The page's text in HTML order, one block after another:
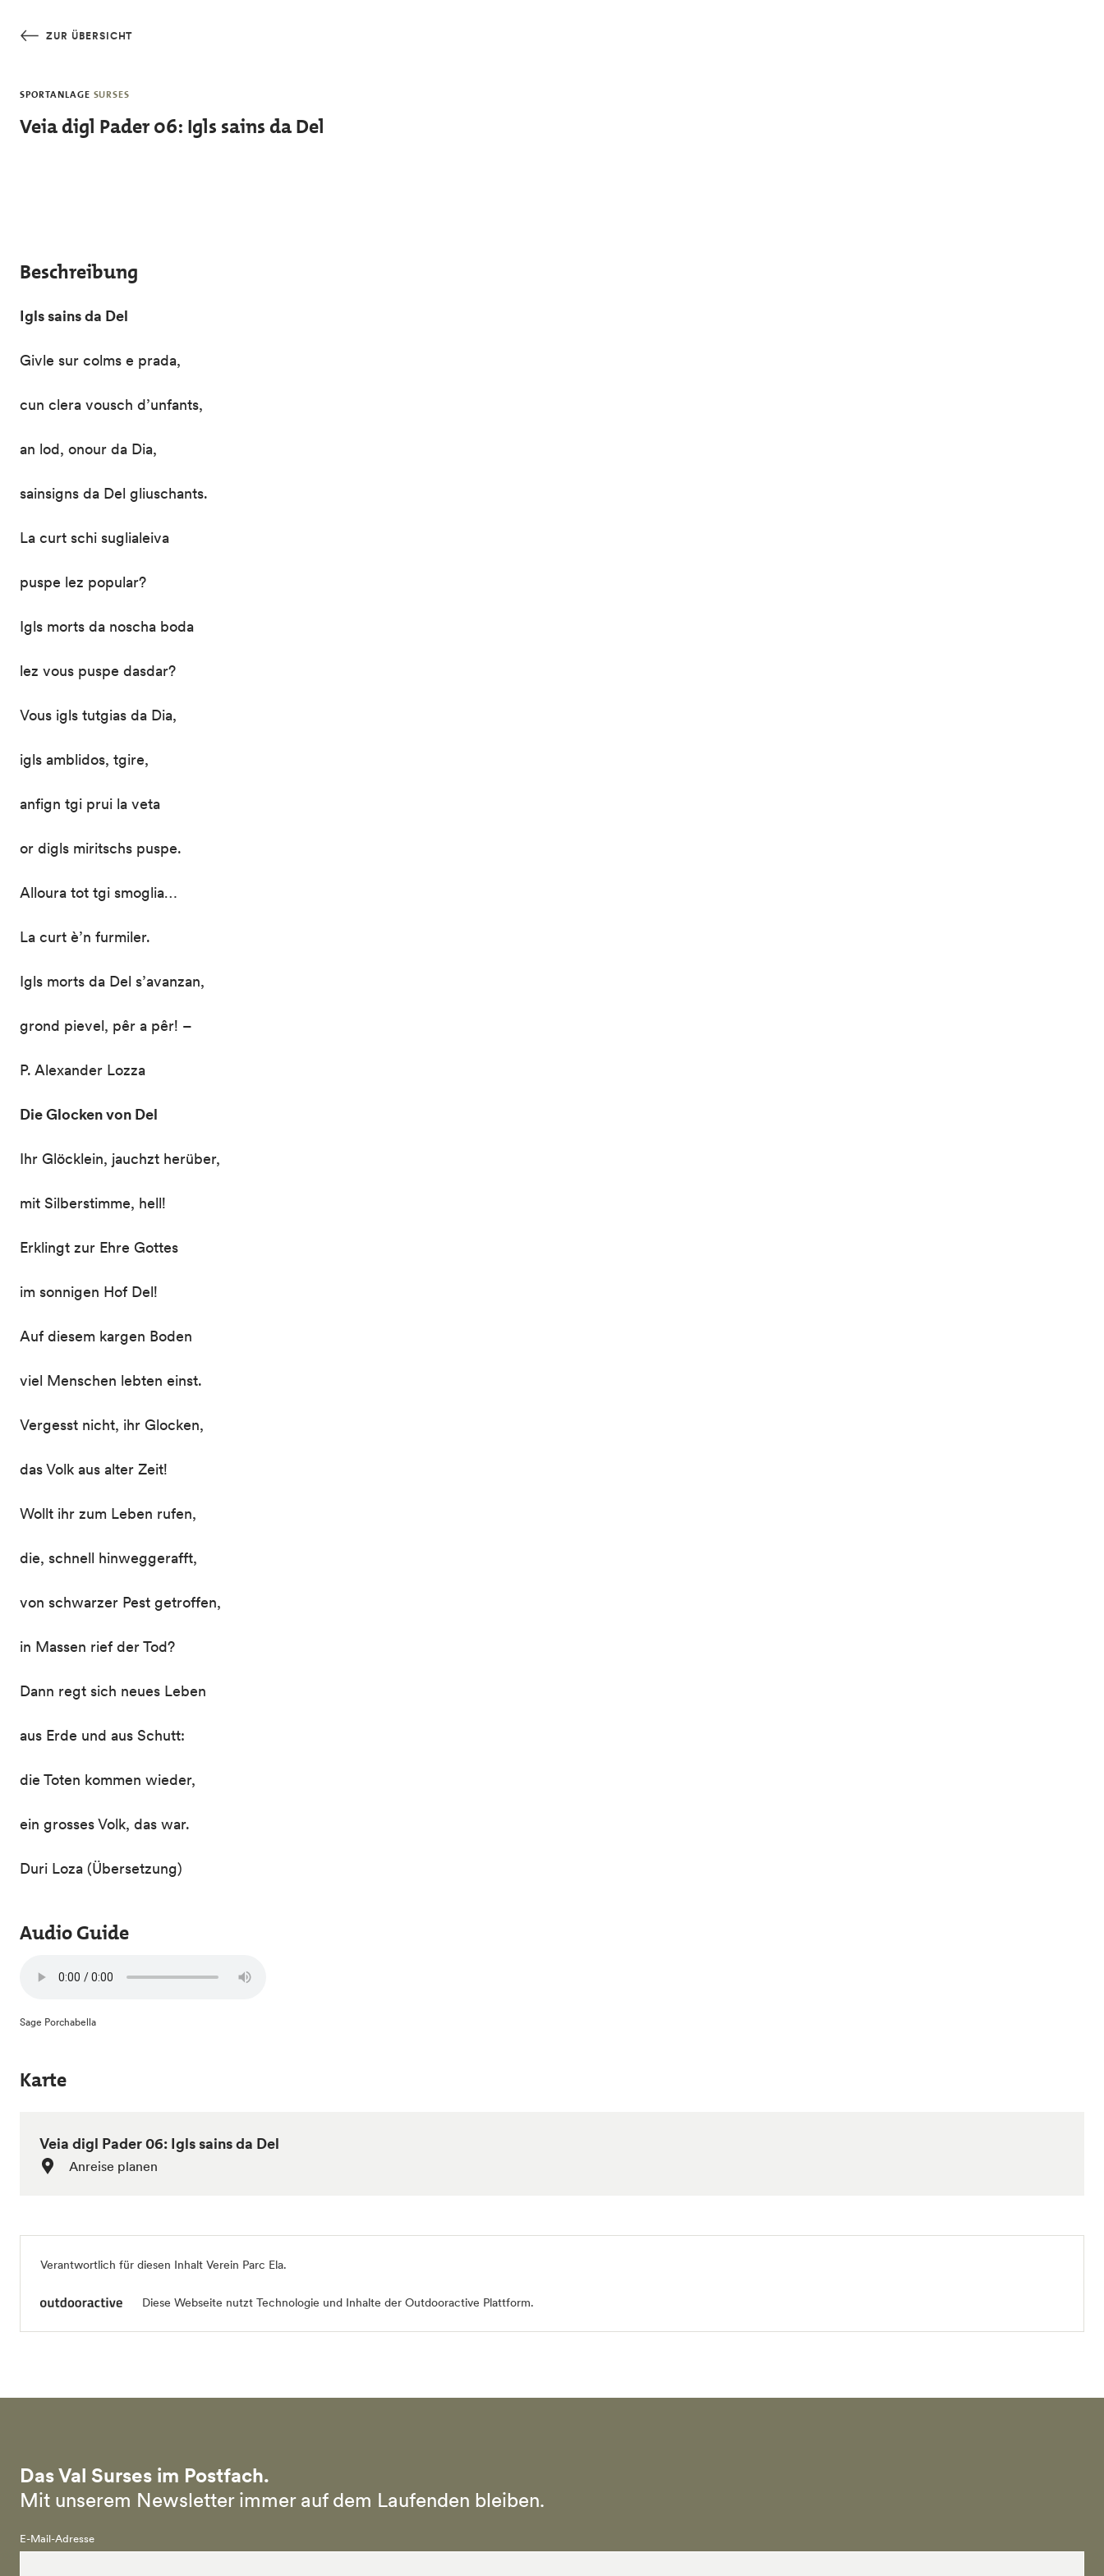
ZUR ÜBERSICHT
SPORTANLAGE SURSES
Veia digl Pader 06: Igls sains da Del
Beschreibung
Igls sains da Del
Givle sur colms e prada,
cun clera vousch d’unfants,
an lod, onour da Dia,
sainsigns da Del gliuschants.
La curt schi suglialeiva
puspe lez popular?
Igls morts da noscha boda
lez vous puspe dasdar?
Vous igls tutgias da Dia,
igls amblidos, tgire,
anfign tgi prui la veta
or digls miritschs puspe.
Alloura tot tgi smoglia…
La curt è’n furmiler.
Igls morts da Del s’avanzan,
grond pievel, pêr a pêr! –
P. Alexander Lozza
Die Glocken von Del
Ihr Glöcklein, jauchzt herüber,
mit Silberstimme, hell!
Erklingt zur Ehre Gottes
im sonnigen Hof Del!
Auf diesem kargen Boden
viel Menschen lebten einst.
Vergesst nicht, ihr Glocken,
das Volk aus alter Zeit!
Wollt ihr zum Leben rufen,
die, schnell hinweggerafft,
von schwarzer Pest getroffen,
in Massen rief der Tod?
Dann regt sich neues Leben
aus Erde und aus Schutt:
die Toten kommen wieder,
ein grosses Volk, das war.
Duri Loza (Übersetzung)
Audio Guide
Sage Porchabella
Karte
Veia digl Pader 06: Igls sains da Del
Anreise planen
Verantwortlich für diesen Inhalt Verein Parc Ela.
Diese Webseite nutzt Technologie und Inhalte der Outdooractive Plattform.
Das Val Surses im Postfach.
Mit unserem Newsletter immer auf dem Laufenden bleiben.
E-Mail-Adresse